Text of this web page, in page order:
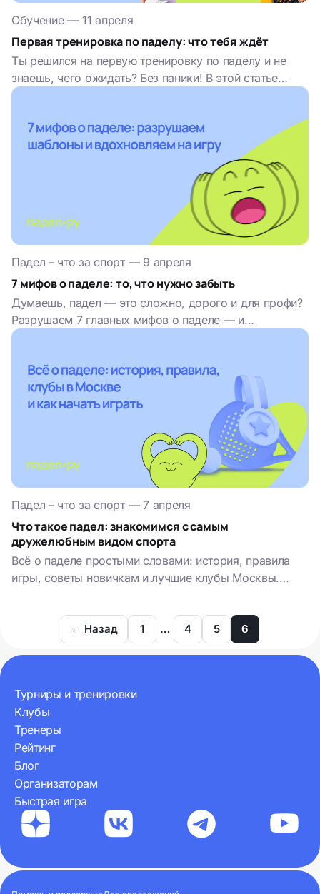
Обучение — 11 апреля
Первая тренировка по паделу: что тебя ждёт
Ты решился на первую тренировку по паделу и не
знаешь, чего ожидать? Без паники! В этой статье
рассказываем, как проходит тренировка, чему тебя
Падел – что за спорт — 9 апреля
7 мифов о паделе: то, что нужно забыть
Думаешь, падел — это сложно, дорого и для профи?
Разрушаем 7 главных мифов о паделе — и
доказываем: начать проще, чем кажется.
Падел – что за спорт — 7 апреля
Что такое падел: знакомимся с самым
дружелюбным видом спорта
Всё о паделе простыми словами: история, правила
игры, советы новичкам и лучшие клубы Москвы.
и ярких эмоций!
← Назад 1 … 4 5 6
Турниры и тренировки
Клубы
Тренеры
Рейтинг
Блог
Организаторам
Быстрая игра